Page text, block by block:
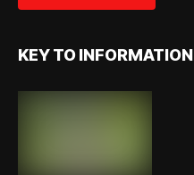
KEY TO INFORMATION